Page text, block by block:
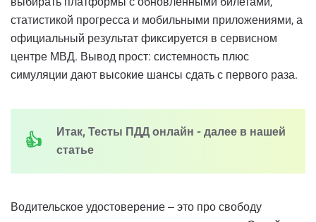
статистикой прогресса и мобильными приложениями, а
официальный результат фиксируется в сервисном
центре МВД. Вывод прост: системность плюс
симуляции дают высокие шансы сдать с первого раза.
Итак, Тесты ПДД онлайн - далее в нашей
статье
Водительское удостоверение ‒ это про свободу